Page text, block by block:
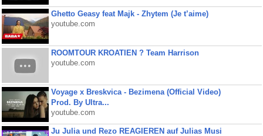
Ghetto Geasy feat Majk - Zhytem (Je t’aime)
youtube.com
ROOMTOUR KROATIEN ? Team Harrison
youtube.com
Voyage x Breskvica - Bezimena (Official Video)
Prod. By Ultra...
youtube.com
Ju Julia und Rezo REAGIEREN auf Julias Musi